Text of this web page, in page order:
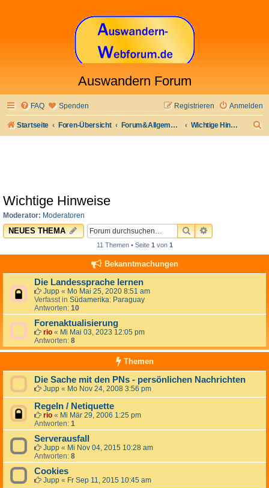
Auswandern Forum
FAQ Spenden Anmelden
Registrieren
Startseite Foren-Übersicht Forum&Allgemeines Wichtige Hinweise
Wichtige Hinweise
Moderator: Moderatoren
NEUES THEMA SUCHEERWEITERTE
11 Themen • Seite 1von 1
Bekanntmachungen
Die Landessprache lernen
Jupp « Mo Mai 25, 2020 8:51 am
Verfasst in Südamerika: Paraguay
Antworten: 10
Forenaktualisierung
rio « Mi Mai 03, 2023 12:05 pm
Antworten: 8
Themen
Die Sache mit den PNs - persönlichen Nachrichten
Jupp « Mo Nov 24, 2008 3:56 pm
Regeln / Netiquette
rio « Mi Mär 29, 2006 1:25 pm
Antworten: 1
Serverausfall
Jupp « Mi Nov 04, 2015 10:28 am
Antworten: 8
Cookies
Jupp « Fr Sep 11, 2015 10:45 am